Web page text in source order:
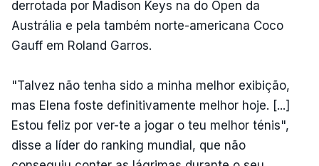
derrotada por Madison Keys na do Open da
Austrália e pela também norte-americana Coco
Gauff em Roland Garros.
"Talvez não tenha sido a minha melhor exibição,
mas Elena foste definitivamente melhor hoje. [...]
Estou feliz por ver-te a jogar o teu melhor ténis",
disse a líder do ranking mundial, que não